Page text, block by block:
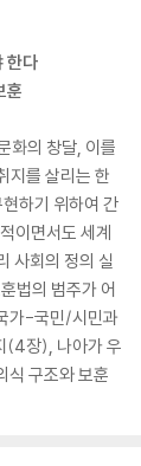
한다
훈
화의 창달, 이를
지를 살리는 한
하기 위하여 간
이면서도 세계
사회의 정의 실
법의 범주가 어
가-국민/시민과
(4장), 나아가 우
식 구조와 보훈